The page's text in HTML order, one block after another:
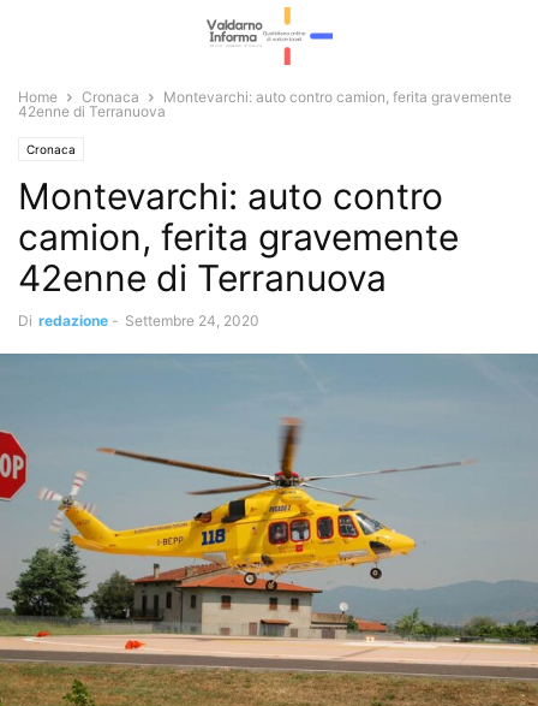
Home Cronaca
Montevarchi: auto contro camion, ferita gravemente
42enne di Terranuova
Cronaca
Montevarchi: auto contro
camion, ferita gravemente
42enne di Terranuova
Di redazione - Settembre 24, 2020